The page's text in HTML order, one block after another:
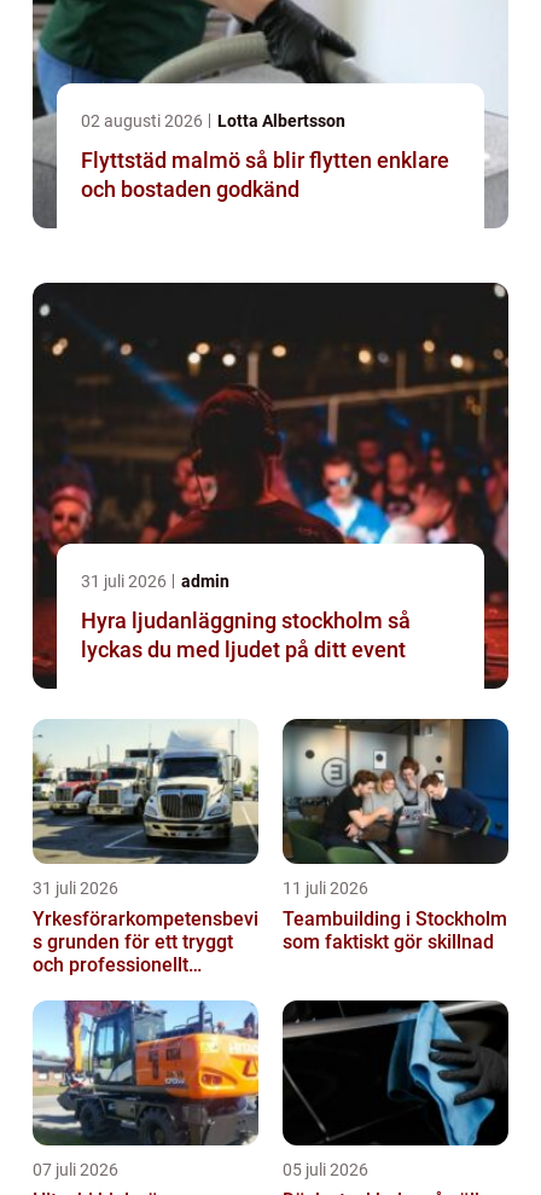
02 augusti 2026 Lotta Albertsson
Flyttstäd malmö så blir flytten enklare
och bostaden godkänd
31 juli 2026 admin
Hyra ljudanläggning stockholm så
lyckas du med ljudet på ditt event
31 juli 2026
Yrkesförarkompetensbevi
s grunden för ett tryggt
och professionellt
11 juli 2026
Teambuilding i Stockholm
som faktiskt gör skillnad
07 juli 2026 05 juli 2026